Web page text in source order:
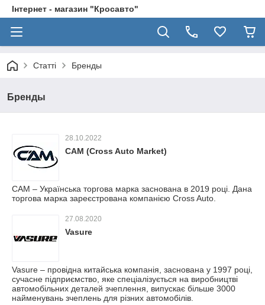
Інтернет - магазин "Кросавто"
Статті Бренды
Бренды
28.10.2022
CAM (Cross Auto Market)
CAM – Українська торгова марка заснована в 2019 році. Дана
торгова марка зареєстрована компанією Cross Auto.
27.08.2020
Vasure
Vasure – провідна китайська компанія, заснована у 1997 році,
сучасне підприємство, яке спеціалізується на виробництві
автомобільних деталей зчеплення, випускає більше 3000
найменувань зчеплень для різних автомобілів.